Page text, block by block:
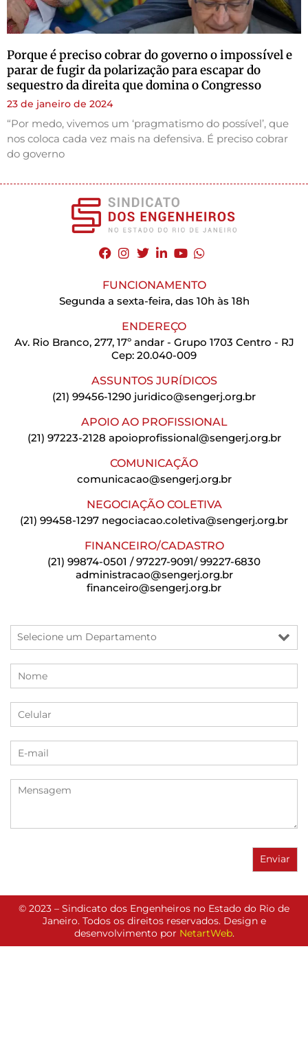
Porque é preciso cobrar do governo o impossível e
parar de fugir da polarização para escapar do
sequestro da direita que domina o Congresso
23 de janeiro de 2024
“Por medo, vivemos um ‘pragmatismo do possível’, que
nos coloca cada vez mais na defensiva. É preciso cobrar
do governo
FUNCIONAMENTO
Segunda a sexta-feira, das 10h às 18h
ENDEREÇO
Av. Rio Branco, 277, 17º andar - Grupo 1703 Centro - RJ
Cep: 20.040-009
ASSUNTOS JURÍDICOS
(21) 99456-1290 juridico@sengerj.org.br
APOIO AO PROFISSIONAL
(21) 97223-2128 apoioprofissional@sengerj.org.br
COMUNICAÇÃO
comunicacao@sengerj.org.br
NEGOCIAÇÃO COLETIVA
(21) 99458-1297 negociacao.coletiva@sengerj.org.br
FINANCEIRO/CADASTRO
(21) 99874-0501 / 97227-9091/ 99227-6830
administracao@sengerj.org.br
financeiro@sengerj.org.br
© 2023 – Sindicato dos Engenheiros no Estado do Rio de
Janeiro. Todos os direitos reservados. Design e
desenvolvimento por NetartWeb.